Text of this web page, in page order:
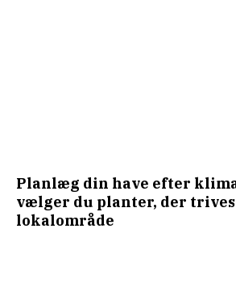
Planlæg din have efter
vælger du planter, der
lokalområde